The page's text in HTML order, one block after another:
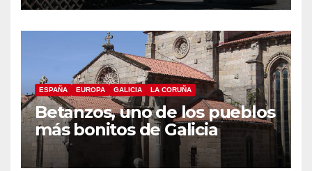
ESPAÑA EUROPA GALICIA LA CORUÑA
Betanzos, uno de los pueblos
más bonitos de Galicia